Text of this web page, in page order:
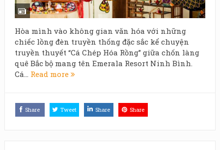
Hòa mình vào không gian văn hóa với những
chiếc lồng đèn truyền thống đặc sắc kể chuyện
truyền thuyết “Cá Chép Hóa Rồng” giữa chốn làng
quê Bắc bộ mang tên Emerala Resort Ninh Bình.
Cá... Read more
Share Tweet Share Share